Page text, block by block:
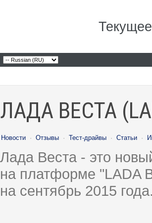
ЛАДА ВЕСТА
Новости · Отзывы · Тест-драйвы · Статьи ·
Лада Веста - это
на платформе "LADA
на сентябрь 2015